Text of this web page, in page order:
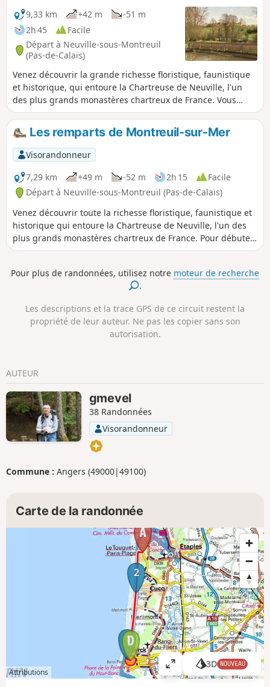
9,33 km
+42 m
-51 m
2h 45
Facile
Départ à Neuville-sous-Montreuil
(Pas-de-Calais)
Venez découvrir la grande richesse floristique, faunistique
et historique, qui entoure la Chartreuse de Neuville, l'un
des plus grands monastères chartreux de France. Vous
trouverez le long de votre parcours les ingrédients de la
recette des Larmes-de-Notre-Dame-des-Prés, liqueur
traditionnellement élaborée par les moines.Pour débuter ou
conclure votre randonnée , vous serez chaleureusement
accueilli pour une visite de la Chartreuse de
Neuville.Retrouvez les horaires d'ouverture au public et les
actualités sur le site de la Chartreuse.
Les remparts de Montreuil-sur-Mer
Visorandonneur
7,29 km
+49 m -52 m 2h 15
Facile
Départ à Neuville-sous-Montreuil (Pas-de-Calais)
Venez découvrir toute la richesse floristique, faunistique et
historique qui entoure la Chartreuse de Neuville, l'un des
plus grands monastères chartreux de France. Pour débuter
ou conclure votre randonnée, vous serez chaleureusement
Chartreuse de Neuville. Retrouvez les horaires d'ouverture
au public et les actualités sur notre site
Pour plus de randonnées, utilisez notre moteur de recherche
.
Les descriptions et la trace GPS de ce circuit restent la
propriété de leur auteur. Ne pas les copier sans son
autorisation.
AUTEUR
gmevel
38 Randonnées
Visorandonneur
Commune : Angers (49000|49100)
Carte de la randonnée
1
2
Attributions
A
ff
3D NOUVEAU